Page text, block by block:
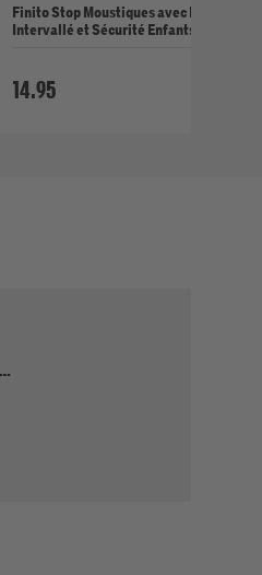
Finito Stop Moustiques avec Minuteur
Intervallé et Sécurité Enfants | 36 ml
14.95